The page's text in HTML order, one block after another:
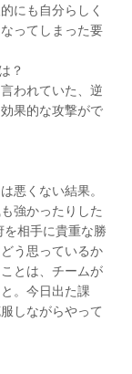
にも自分らしく
ってしまった要
？
われていた、逆
果的な攻撃がで
悪くない結果。
強かったりした
相手に貴重な勝
う思っているか
とは、チームが
。今日出た課
しながらやって